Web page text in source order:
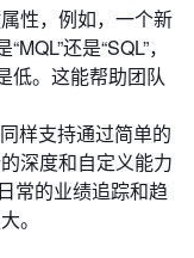
性，例如，一个新
还是“SQL”，
低。这能帮助团队
样支持通过简单的
深度和自定义能力
常的业绩追踪和趋
。